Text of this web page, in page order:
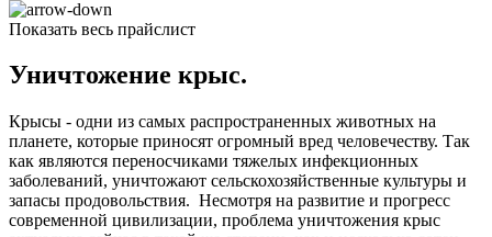
Показать весь прайслист
Уничтожение крыс.
Крысы - одни из самых распространенных животных на
планете, которые приносят огромный вред человечеству. Так
как являются переносчиками тяжелых инфекционных
заболеваний, уничтожают сельскохозяйственные культуры и
запасы продовольствия. Несмотря на развитие и прогресс
современной цивилизации, проблема уничтожения крыс